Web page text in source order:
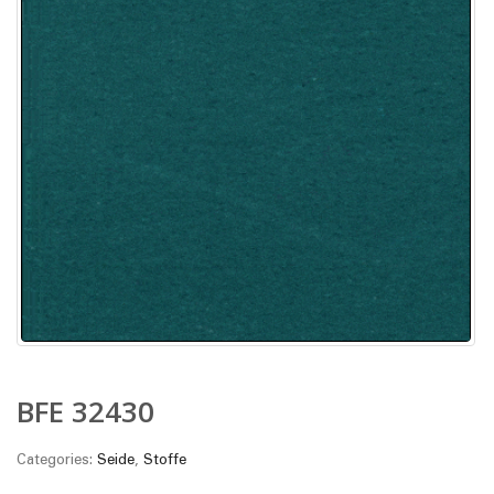
BFE 32430
Categories: Seide, Stoffe